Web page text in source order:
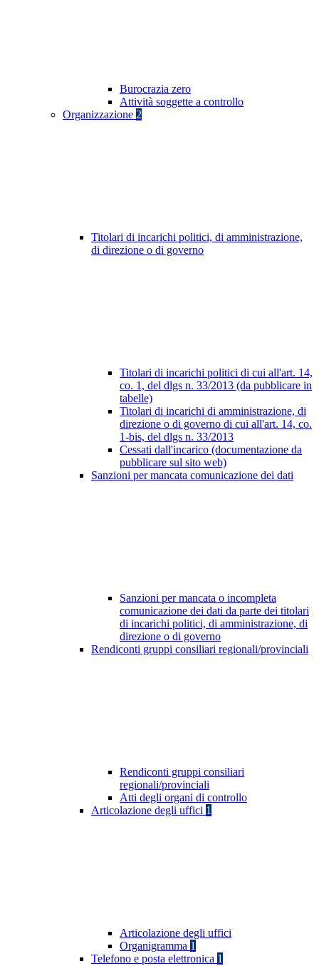
Burocrazia zero
Attività soggette a controllo
Organizzazione 2
Titolari di incarichi politici, di amministrazione,
di direzione o di governo
Titolari di incarichi politici di cui all'art. 14,
co. 1, del dlgs n. 33/2013 (da pubblicare in
tabelle)
Titolari di incarichi di amministrazione, di
direzione o di governo di cui all'art. 14, co.
1-bis, del dlgs n. 33/2013
Cessati dall'incarico (documentazione da
pubblicare sul sito web)
Sanzioni per mancata comunicazione dei dati
Sanzioni per mancata o incompleta
comunicazione dei dati da parte dei titolari
di incarichi politici, di amministrazione, di
direzione o di governo
Rendiconti gruppi consiliari regionali/provinciali
Rendiconti gruppi consiliari
regionali/provinciali
Atti degli organi di controllo
Articolazione degli uffici 1
Articolazione degli uffici
Organigramma 1
Telefono e posta elettronica 1